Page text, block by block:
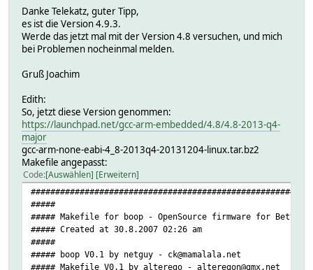
Danke Telekatz, guter Tipp,
es ist die Version 4.9.3.
Werde das jetzt mal mit der Version 4.8 versuchen, und mich
bei Problemen nocheinmal melden.
Gruß Joachim
Edith:
So, jetzt diese Version genommen:
https://launchpad.net/gcc-arm-embedded/4.8/4.8-2013-q4-
major
gcc-arm-none-eabi-4_8-2013q4-20131204-linux.tar.bz2
Makefile angepasst:
Code Auswählen Erweitern
#####
##### Makefile for boop - OpenSource firmware for Betty
##### Created at 30.8.2007 02:26 am
#####
##### boop V0.1 by netguy - ck@mamalala.net
##### Makefile V0.1 by alterego - alteregon@gmx.net